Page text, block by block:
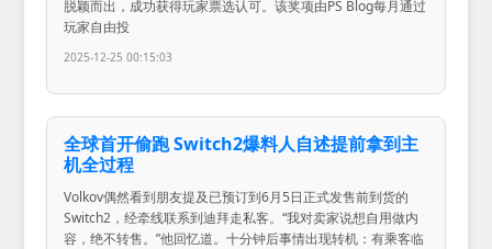
脱颖而出，成功获得玩家票选认可。该奖项由PS Blog每月通过
玩家自由投
2025-12-25 00:15:03
全球首开偷跑 Switch2爆料人自述提前拿到主
机全过程
Volkov偶然看到朋友提及已预订到6月5日正式发售前到货的
Switch2，经牵线联系到迪拜走私客。“我对卖家说想自用做内
容，绝不转售。”他回忆道。十分钟后事情出现转机：有乘客临